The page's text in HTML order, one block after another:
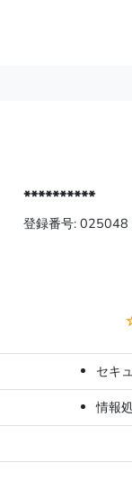
**********
登録番号: 025048
セキ
情報